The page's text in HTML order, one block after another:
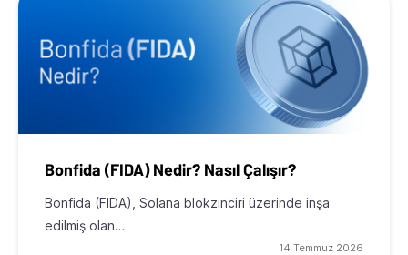
Bonfida (FIDA) Nedir? Nasıl Çalışır?
Bonfida (FIDA), Solana blokzinciri üzerinde inşa
edilmiş olan…
14 Temmuz 2026